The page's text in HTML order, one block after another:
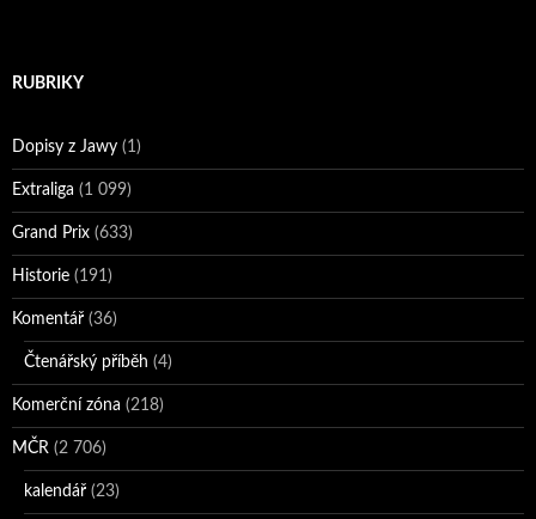
RUBRIKY
Dopisy z Jawy (1)
Extraliga (1 099)
Grand Prix (633)
Historie (191)
Komentář (36)
Čtenářský příběh (4)
Komerční zóna (218)
MČR (2 706)
kalendář (23)